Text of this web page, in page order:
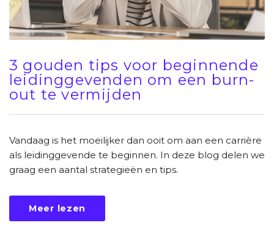
3 gouden tips voor beginnende
leidinggevenden om een burn-
out te vermijden
Vandaag is het moeilijker dan ooit om aan een carrière
als leidinggevende te beginnen. In deze blog delen we
graag een aantal strategieën en tips.
Meer lezen